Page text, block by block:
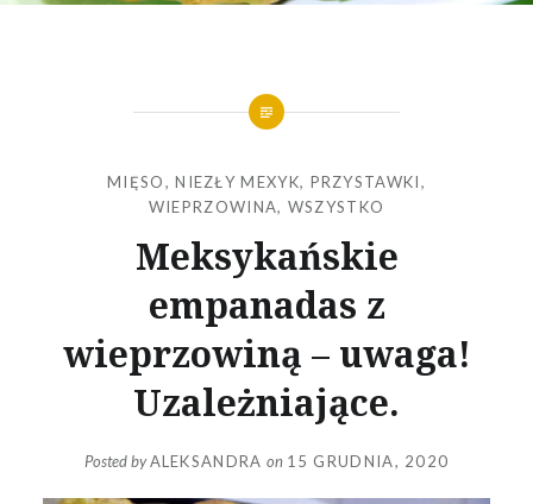
MIĘSO,NIEZŁY MEXYK, PRZYSTAWKI,
WIEPRZOWINA, WSZYSTKO
Meksykańskie
empanadas z
wieprzowiną – uwaga!
Uzależniające.
Posted byALEKSANDRA on 15 GRUDNIA, 2020